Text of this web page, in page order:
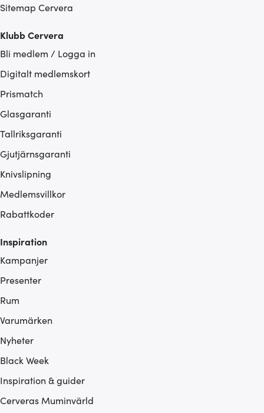
Sitemap Cervera
Klubb Cervera
Bli medlem / Logga in
Digitalt medlemskort
Prismatch
Glasgaranti
Tallriksgaranti
Gjutjärnsgaranti
Knivslipning
Medlemsvillkor
Rabattkoder
Inspiration
Kampanjer
Presenter
Rum
Varumärken
Nyheter
Black Week
Inspiration & guider
Cerveras Muminvärld